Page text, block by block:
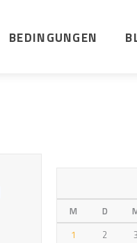
BEDINGUNGEN
M D
1
2 3